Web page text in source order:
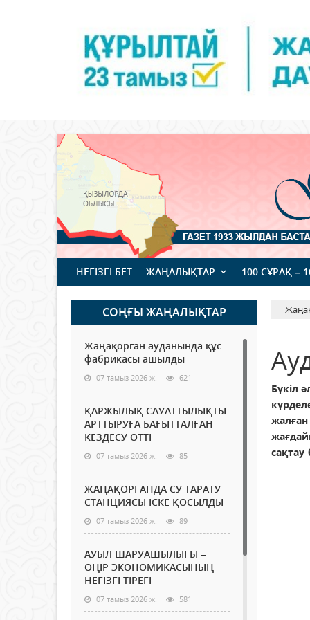
НЕГІЗГІ БЕТ ЖАҢАЛЫҚТАР 100 СҰРАҚ –
СОҢҒЫ ЖАҢАЛЫҚТАР
Жаңақорған ауданында құс
фабрикасы ашылды
07 тамыз 2026 ж. 621
ҚАРЖЫЛЫҚ САУАТТЫЛЫҚТЫ
АРТТЫРУҒА БАҒЫТТАЛҒАН
КЕЗДЕСУ ӨТТІ
07 тамыз 2026 ж. 85
ЖАҢАҚОРҒАНДА СУ ТАРАТУ
СТАНЦИЯСЫ ІСКЕ ҚОСЫЛДЫ
07 тамыз 2026 ж. 89
АУЫЛ ШАРУАШЫЛЫҒЫ –
ӨҢІР ЭКОНОМИКАСЫНЫҢ
НЕГІЗГІ ТІРЕГІ
07 тамыз 2026 ж. 581
Бүкіл
жалған
сақтау